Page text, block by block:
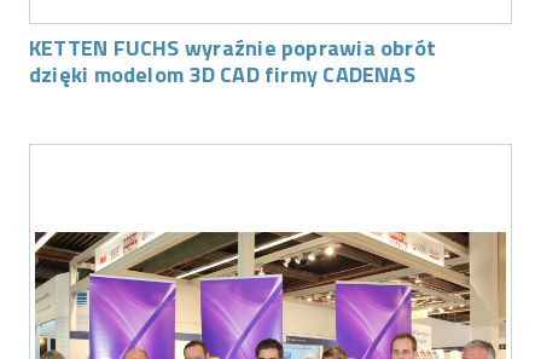
KETTEN FUCHS wyraźnie poprawia obrót
dzięki modelom 3D CAD firmy CADENAS